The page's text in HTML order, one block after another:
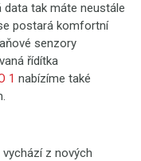
data tak máte neustále
postará komfortní
senzory
řídítka
1 nabízíme také
vychází z nových